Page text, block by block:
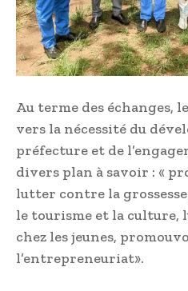
Au terme des échanges,
vers la nécessité du
préfecture et de
divers plan à savoir : «
lutter contre la
le tourisme et la
chez les jeunes,
l’entrepreneuriat».